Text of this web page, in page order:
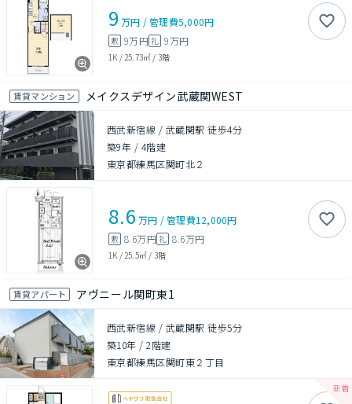
9 万円 /管理費5,000円
敷 9万円礼 9万円
1K / 25.73㎡ / 3階
賃貸マンション メイクスデザイン武蔵関WEST
西武新宿線 / 武蔵関駅 徒歩4分
築9年 / 4階建
東京都練馬区関町北２
8.6 万円 /管理費12,000円
敷 8.6万円礼 8.6万円
1K / 25.5㎡ / 3階
賃貸アパート アヴニール関町東1
西武新宿線 / 武蔵関駅 徒歩5分
築10年 /2階建
東京都練馬区関町東２丁目